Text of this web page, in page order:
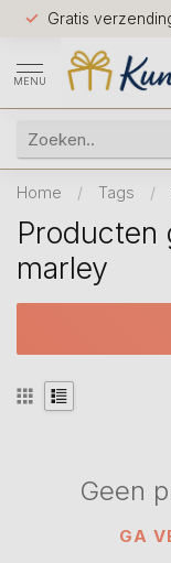
Gratis
MENU
Home / Tags /
Producten
marley
Geen
GA